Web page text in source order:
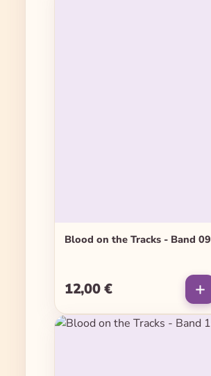
Blood on the Tracks - Band 09
Regulärer Preis:
12,00 €